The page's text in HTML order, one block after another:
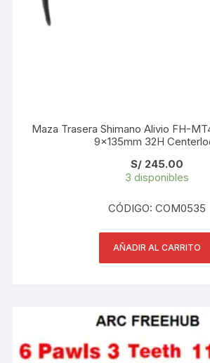
Maza Trasera Shimano Alivio FH-
9x135mm 32H
S/ 245.00
3 disponibles
CÓDIGO: COM0535
AÑADIR AL CARRITO